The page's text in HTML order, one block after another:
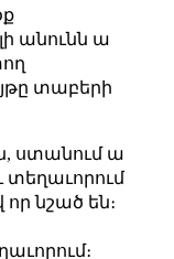
անունն ա
տաբերի
ստանում ա
նշած են։